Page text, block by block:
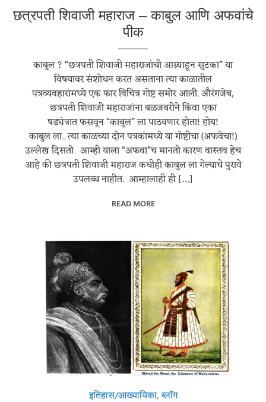
छत्रपती शिवाजी महाराज – काबुल आणि अफवांचे
पीक
काबुल ? “छत्रपती शिवाजी महाराजांची आग्र्याहून सुटका” या
विषयावर संशोधन करत असताना त्या काळातील
पत्रव्यवहारांमध्ये एक फार विचित्र गोष्ट समोर आली. औरंगजेब,
छत्रपती शिवाजी महाराजांना बळजबरीने किंवा एका
षड्यंत्रात फसवून “काबुल” ला पाठवणार होता! होय!
काबुल ला.. त्या काळच्या दोन पत्रकांमध्ये या गोष्टीचा (अफवेचा!)
उल्लेख दिसतो. आम्ही याला “अफवा”च मानतो कारण वास्तव हेच
आहे की छत्रपती शिवाजी महाराज कधीही काबुल ला गेल्याचे पुरावे
उपलब्ध नाहीत. आम्हालाही ही […]
READ MORE
इतिहास/आख्यायिका,ब्लॉग